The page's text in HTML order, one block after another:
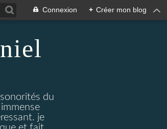
Connexion + Créer mon blog
du
je